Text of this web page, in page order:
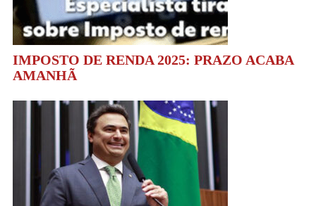
IMPOSTO DE RENDA 2025: PRAZO ACABA
AMANHÃ